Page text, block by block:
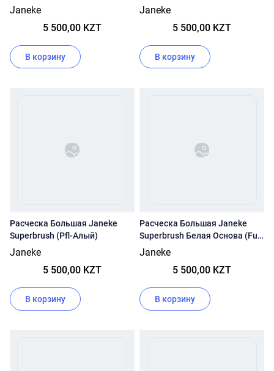
Основа/ Белые Зубчики
Janeke
5 500,00 KZT
В корзину
86sp234 (Ara - Оранжевый/
Janeke
5 500,00 KZT
В корзину
Расческа Большая Janeke
Superbrush (Pfl-Алый)
Janeke
5 500,00 KZT
В корзину
Расческа Большая Janeke
Superbrush Белая Основа (Fux
- Фуксия)
Janeke
5 500,00 KZT
В корзину